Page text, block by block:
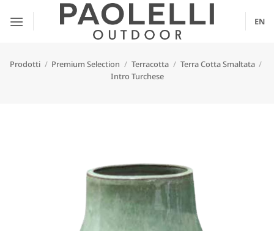
EN
Prodotti / Premium Selection / Terracotta / Terra Cotta Smaltata /
Intro Turchese